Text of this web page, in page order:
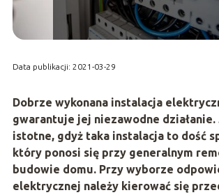
Data publikacji: 2021-03-29
Dobrze wykonana instalacja
gwarantuje jej niezawodne
istotne, gdyż taka instalacja to dość
który ponosi się przy generalnym
budowie domu. Przy wyborze
elektrycznej należy kierować się